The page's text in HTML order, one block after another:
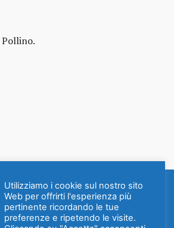
Utilizziamo i cookie sul nostro sito
Web per offrirti l'esperienza più
pertinente ricordando le tue
preferenze e ripetendo le visite.